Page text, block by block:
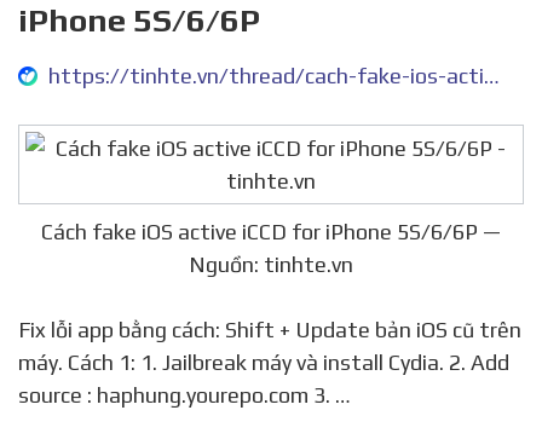
iPhone 5S/6/6P
https://tinhte.vn/thread/cach-fake-ios-active-iccd-for-iphone-5s-6-6p.3096766/
Cách fake iOS active iCCD for iPhone 5S/6/6P —
Nguồn: tinhte.vn
Fix lỗi app bằng cách: Shift + Update bản iOS cũ trên
máy. Cách 1: 1. Jailbreak máy và install Cydia. 2. Add
source : haphung.yourepo.com 3. …